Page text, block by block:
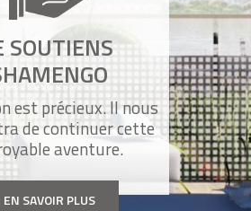
SOUTIENS
est précieux. Il nous
de continuer cette
aventure.
EN SAVOIR PLUS